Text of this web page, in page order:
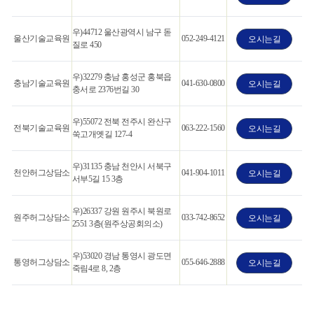
울산기술교육원
우)44712 울산광역시 남구 돋
질로 450
052-249-4121 오시는길
충남기술교육원
우)32279 충남 홍성군 홍북읍
충서로 2376번길 30
041-630-0800 오시는길
전북기술교육원
우)55072 전북 전주시 완산구
쑥고개옛길 127-4
063-222-1560 오시는길
천안허그상담소
우)31135 충남 천안시 서북구
서부5길 15 3층
041-904-1011 오시는길
원주허그상담소
우)26337 강원 원주시 북원로
2551 3층(원주상공회의소)
033-742-8652 오시는길
통영허그상담소
우)53020 경남 통영시 광도면
죽림4로 8, 2층
055-646-2888 오시는길